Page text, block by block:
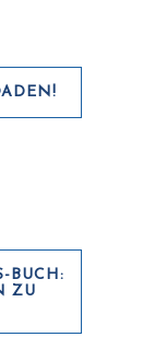
BUCH:
ZU